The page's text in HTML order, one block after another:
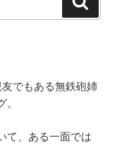
でもある無鉄砲姉
て、ある一面では